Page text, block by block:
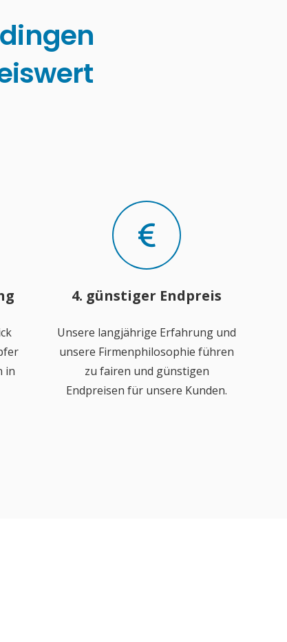
in
4. günstiger Endpreis
Unsere langjährige Erfahrung und
unsere Firmenphilosophie führen
zu fairen und günstigen
Endpreisen für unsere Kunden.